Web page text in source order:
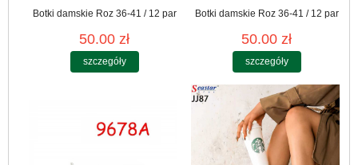
Botki damskie Roz 36-41 / 12 par
50.00 zł
szczegóły
Botki damskie Roz 36-41 / 12 par
50.00 zł
szczegóły